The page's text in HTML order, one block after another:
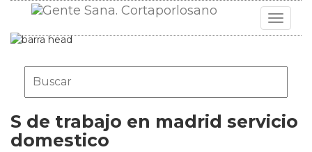
Toggle
S de trabajo en madrid servicio
domestico